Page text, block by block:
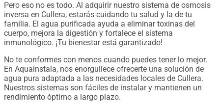
Pero eso no es todo. Al adquirir nuestro sistema de osmosis
inversa en Cullera, estarás cuidando tu salud y la de tu
familia. El agua purificada ayuda a eliminar toxinas del
cuerpo, mejora la digestión y fortalece el sistema
inmunológico. ¡Tu bienestar está garantizado!
No te conformes con menos cuando puedes tener lo mejor.
En Aquainstala, nos enorgullece ofrecerte una solución de
agua pura adaptada a las necesidades locales de Cullera.
Nuestros sistemas son fáciles de instalar y mantienen un
rendimiento óptimo a largo plazo.